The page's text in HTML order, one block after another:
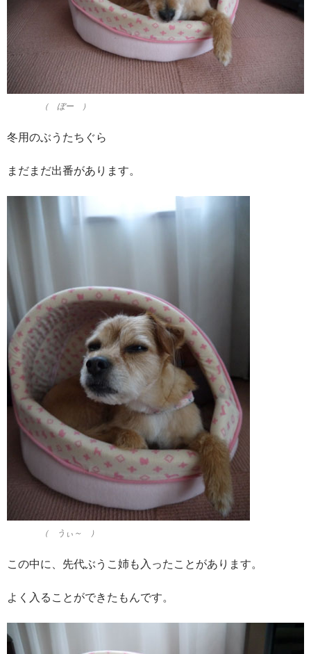
（ ぼー ）
冬用のぶうたちぐら
まだまだ出番があります。
（ うぃ～ ）
この中に、先代ぶうこ姉も入ったことがあります。
よく入ることができたもんです。